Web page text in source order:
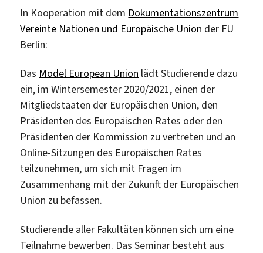
In Kooperation mit dem Dokumentationszentrum
Vereinte Nationen und Europäische Union der FU
Berlin:
Das Model European Union lädt Studierende dazu
ein, im Wintersemester 2020/2021, einen der
Mitgliedstaaten der Europäischen Union, den
Präsidenten des Europäischen Rates oder den
Präsidenten der Kommission zu vertreten und an
Online-Sitzungen des Europäischen Rates
teilzunehmen, um sich mit Fragen im
Zusammenhang mit der Zukunft der Europäischen
Union zu befassen.
Studierende aller Fakultäten können sich um eine
Teilnahme bewerben. Das Seminar besteht aus